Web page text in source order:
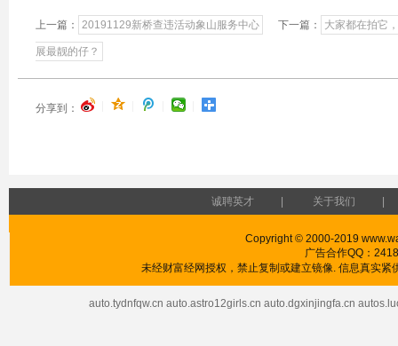
上一篇： 20191129新桥查违活动象山服务中心 下一篇： 大家都在拍它
展最靓的仔？
分享到：
诚聘英才 关于我们
Copyright © 2000-2019
广告合作QQ：
未经财富经网授权，禁止复制或建立镜像. 信息真实
auto.tydnfqw.cn auto.astro12girls.cn auto.dgxinjingfa.cn